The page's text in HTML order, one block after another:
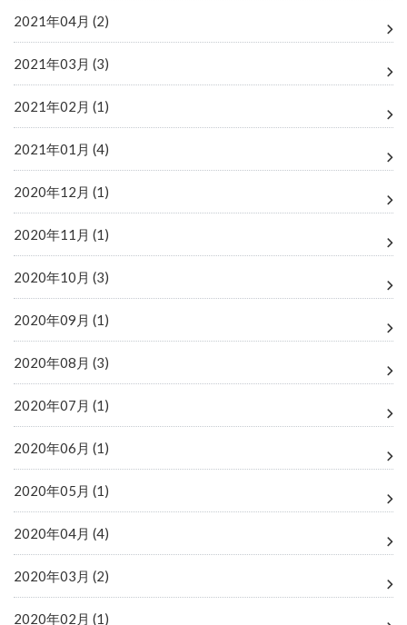
2021年04月 (2)
2021年03月 (3)
2021年02月 (1)
2021年01月 (4)
2020年12月 (1)
2020年11月 (1)
2020年10月 (3)
2020年09月 (1)
2020年08月 (3)
2020年07月 (1)
2020年06月 (1)
2020年05月 (1)
2020年04月 (4)
2020年03月 (2)
2020年02月 (1)